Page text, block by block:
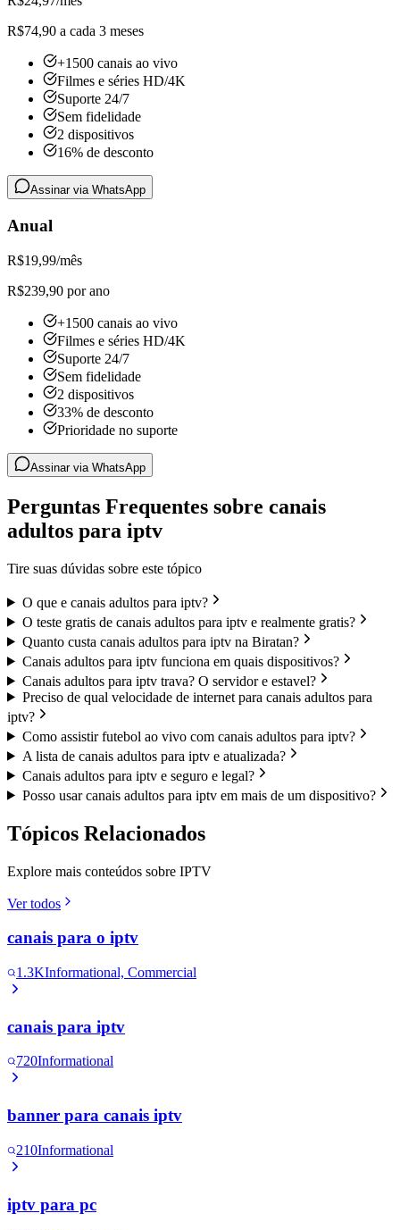
R$74,90 a cada 3 meses
+1500 canais ao vivo
Filmes e séries HD/4K
Suporte 24/7
Sem fidelidade
2 dispositivos
16% de desconto
Assinar via WhatsApp
Anual
R$19,99/mês
R$239,90 por ano
+1500 canais ao vivo
Filmes e séries HD/4K
Suporte 24/7
Sem fidelidade
2 dispositivos
33% de desconto
Prioridade no suporte
Assinar via WhatsApp
Perguntas Frequentes sobre canais
adultos para iptv
Tire suas dúvidas sobre este tópico
O que e canais adultos para iptv?
O teste gratis de canais adultos para iptv e realmente gratis?
Quanto custa canais adultos para iptv na Biratan?
Canais adultos para iptv funciona em quais dispositivos?
Canais adultos para iptv trava? O servidor e estavel?
Preciso de qual velocidade de internet para canais adultos para
iptv?
Como assistir futebol ao vivo com canais adultos para iptv?
A lista de canais adultos para iptv e atualizada?
Canais adultos para iptv e seguro e legal?
Posso usar canais adultos para iptv em mais de um dispositivo?
Tópicos Relacionados
Explore mais conteúdos sobre IPTV
Ver todos
canais para o iptv
1.3KInformational, Commercial
canais para iptv
720Informational
banner para canais iptv
210Informational
iptv para pc